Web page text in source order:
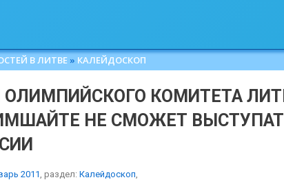
В ЛИТВЕ » КАЛЕЙДОСКОП
ОЛИМПИЙСКОГО КОМИТЕТА
НЕ СМОЖЕТ
2011, раздел: Калейдоскоп,